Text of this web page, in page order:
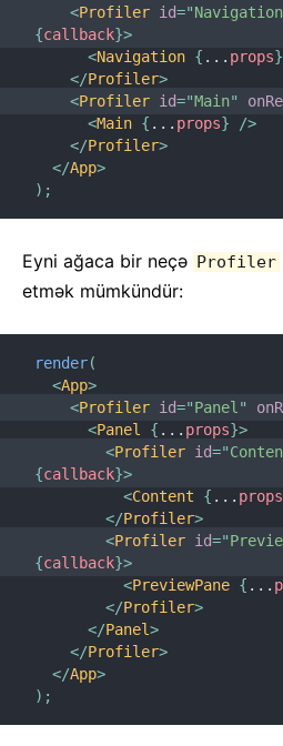
<Profiler id="Navigation
{callback}>
<Navigation { ... props}
</Profiler>
<Profiler id="Main"
<Main { ... props}
/>
</Profiler>
</App>
) ;
Eyni ağaca bir neçə Profiler
etmək mümkündür:
render(
<App>
<Profiler id="Panel "
<Panel { ... props}>
<Profiler id="
{callback}>
<Content { ... props
</Profiler>
<Profiler id="
{callback}>
<PreviewPane { ...
</Profiler>
</Panel>
</Profiler>
</App>
) ;
JS Mühitinin Tələbləri
Lüğət
HOOKLAR
1. Hooklara Giriş
2. Hooklar Bir Baxışda
5. Hookların Qaydaları
6. Xüsusi Hookların Düzəldilməsi
7. Hookların API Arayışı
8. Hooklar FAQ
TEST ETMƏ
İcmal
Test Etmə Reseptləri
Testing Environments
İŞTIRAK ETMƏK
Necə İştirak Etmək
Kodun İcmalı
Tətbiq Qeydləri
Dizayn Əsasları